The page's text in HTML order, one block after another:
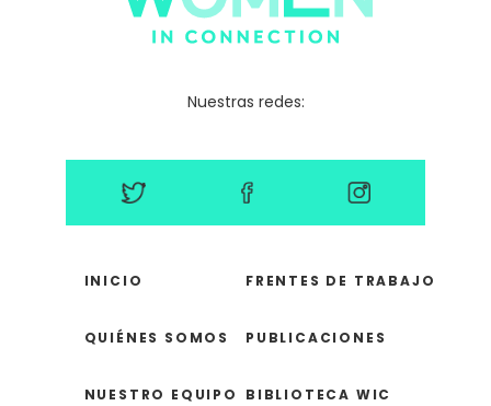
Nuestras redes:
INICIO
QUIÉNES SOMOS
NUESTRO EQUIPO
FRENTES DE TRABAJO
PUBLICACIONES
BIBLIOTECA WIC